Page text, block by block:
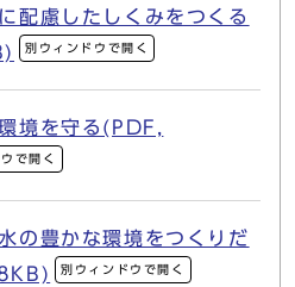
配慮したしくみをつくる
別ウィンドウで開く
境を守る(PDF,
で開く
の豊かな環境をつくりだ
別ウィンドウで開く